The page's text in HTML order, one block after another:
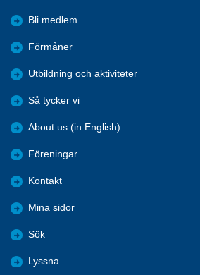
Bli medlem
Förmåner
Utbildning och aktiviteter
Så tycker vi
About us (in English)
Föreningar
Kontakt
Mina sidor
Sök
Lyssna